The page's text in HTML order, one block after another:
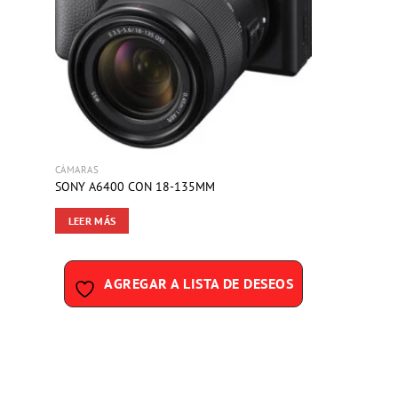
DESEOS
CÁMARAS
SONY A6400 CON 18-135MM
LEER MÁS
AGREGAR A LISTA DE DESEOS